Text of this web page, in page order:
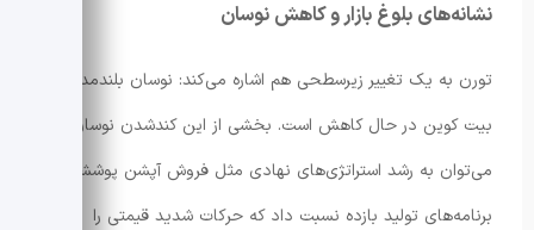
نشانه‌های بلوغ بازار و کاهش نوسان
تورن به یک تغییر زیرسطحی هم اشاره می‌کند: نوسان بلندمدت
بیت کوین در حال کاهش است. بخشی از این کندشدن نوسان را
می‌توان به رشد استراتژی‌های نهادی مثل فروش آپشن پوششی و
برنامه‌های تولید بازده نسبت داد که حرکات شدید قیمتی را